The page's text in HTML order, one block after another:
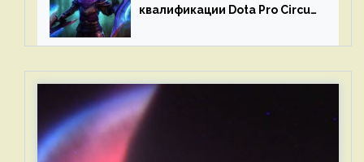
квалификации Dota Pro Circuit